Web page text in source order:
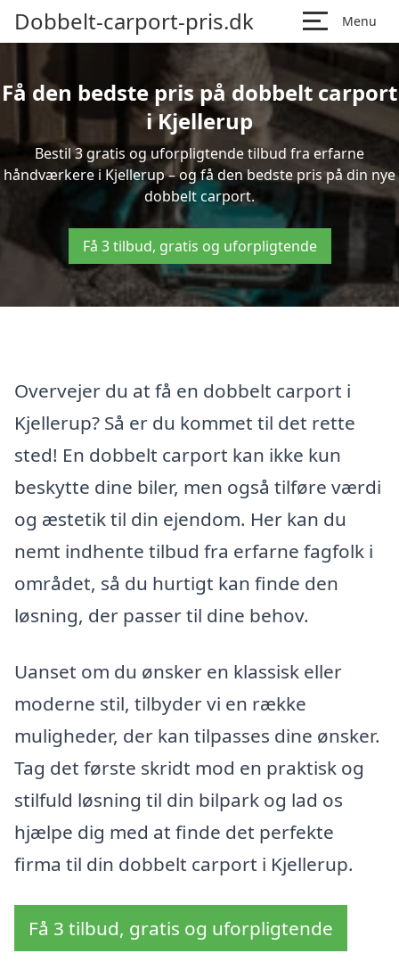
Dobbelt-carport-pris.dk Menu
Få den bedste pris på dobbelt carport
i Kjellerup
Bestil 3 gratis og uforpligtende tilbud fra erfarne
håndværkere i Kjellerup – og få den bedste pris på din nye
dobbelt carport.
Få 3 tilbud, gratis og uforpligtende
Overvejer du at få en dobbelt carport i
Kjellerup? Så er du kommet til det rette
sted! En dobbelt carport kan ikke kun
beskytte dine biler, men også tilføre værdi
og æstetik til din ejendom. Her kan du
nemt indhente tilbud fra erfarne fagfolk i
området, så du hurtigt kan finde den
løsning, der passer til dine behov.
Uanset om du ønsker en klassisk eller
moderne stil, tilbyder vi en række
muligheder, der kan tilpasses dine ønsker.
Tag det første skridt mod en praktisk og
stilfuld løsning til din bilpark og lad os
hjælpe dig med at finde det perfekte
firma til din dobbelt carport i Kjellerup.
Få 3 tilbud, gratis og uforpligtende